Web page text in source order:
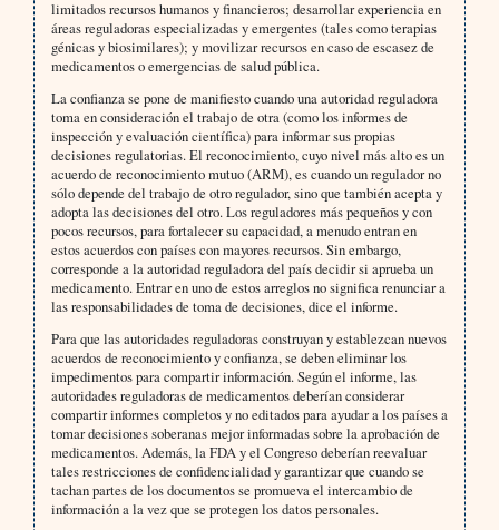
limitados recursos humanos y financieros; desarrollar experiencia en
áreas reguladoras especializadas y emergentes (tales como terapias
génicas y biosimilares); y movilizar recursos en caso de escasez de
medicamentos o emergencias de salud pública.
La confianza se pone de manifiesto cuando una autoridad reguladora
toma en consideración el trabajo de otra (como los informes de
inspección y evaluación científica) para informar sus propias
decisiones regulatorias. El reconocimiento, cuyo nivel más alto es un
acuerdo de reconocimiento mutuo (ARM), es cuando un regulador no
sólo depende del trabajo de otro regulador, sino que también acepta y
adopta las decisiones del otro. Los reguladores más pequeños y con
pocos recursos, para fortalecer su capacidad, a menudo entran en
estos acuerdos con países con mayores recursos. Sin embargo,
corresponde a la autoridad reguladora del país decidir si aprueba un
medicamento. Entrar en uno de estos arreglos no significa renunciar a
las responsabilidades de toma de decisiones, dice el informe.
Para que las autoridades reguladoras construyan y establezcan nuevos
acuerdos de reconocimiento y confianza, se deben eliminar los
impedimentos para compartir información. Según el informe, las
autoridades reguladoras de medicamentos deberían considerar
compartir informes completos y no editados para ayudar a los países a
tomar decisiones soberanas mejor informadas sobre la aprobación de
medicamentos. Además, la FDA y el Congreso deberían reevaluar
tales restricciones de confidencialidad y garantizar que cuando se
tachan partes de los documentos se promueva el intercambio de
información a la vez que se protegen los datos personales.